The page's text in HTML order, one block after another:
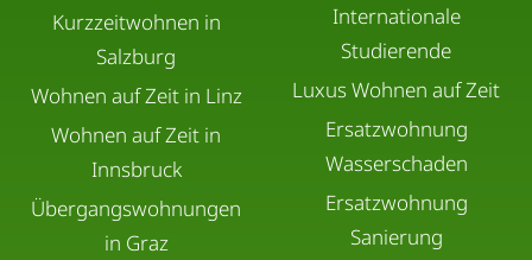
Kurzzeitwohnen in
Salzburg
Wohnen auf Zeit in Linz
Wohnen auf Zeit in
Innsbruck
Übergangswohnungen
in Graz
Internationale
Studierende
Luxus Wohnen auf Zeit
Ersatzwohnung
Wasserschaden
Ersatzwohnung
Sanierung